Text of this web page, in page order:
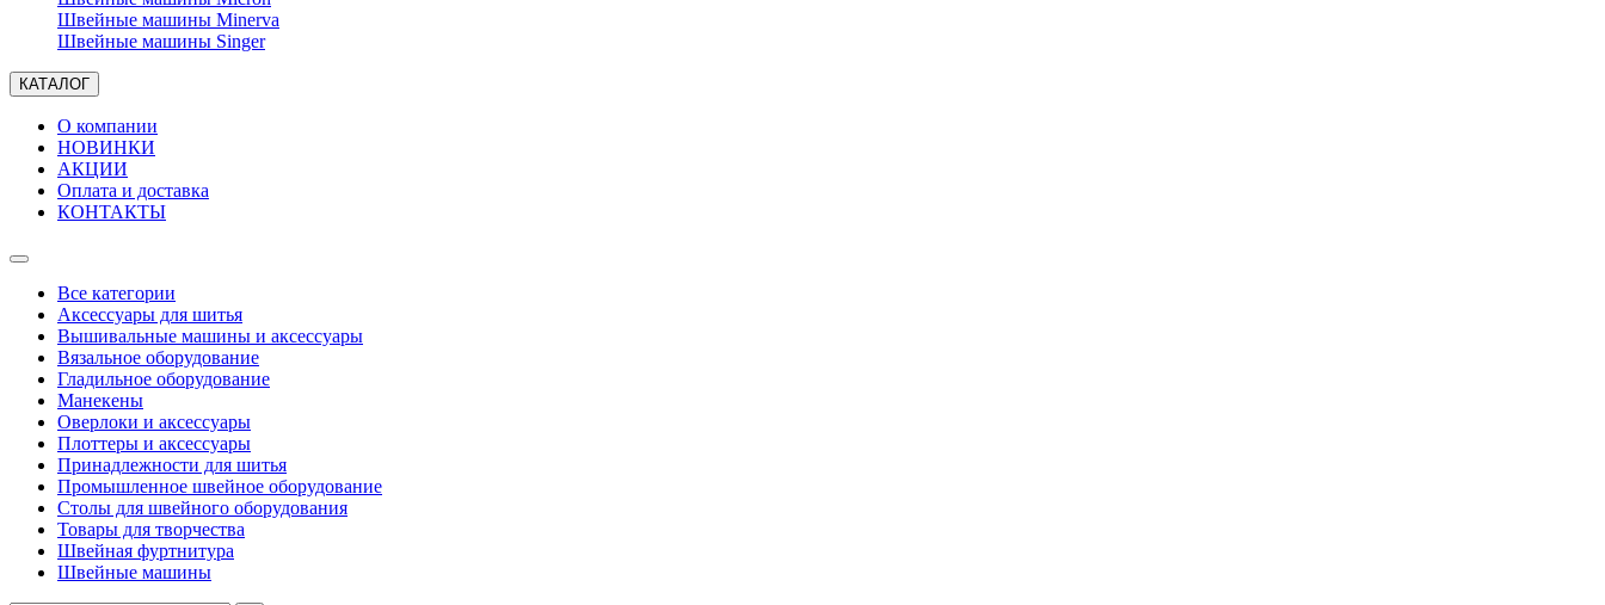
Швейные машины Minerva
Швейные машины Singer
КАТАЛОГ
О компании
НОВИНКИ
АКЦИИ
Оплата и доставка
КОНТАКТЫ
Все категории
Аксессуары для шитья
Вышивальные машины и аксессуары
Вязальное оборудование
Гладильное оборудование
Манекены
Оверлоки и аксессуары
Плоттеры и аксессуары
Принадлежности для шитья
Промышленное швейное оборудование
Столы для швейного оборудования
Товары для творчества
Швейная фуртнитура
Швейные машины